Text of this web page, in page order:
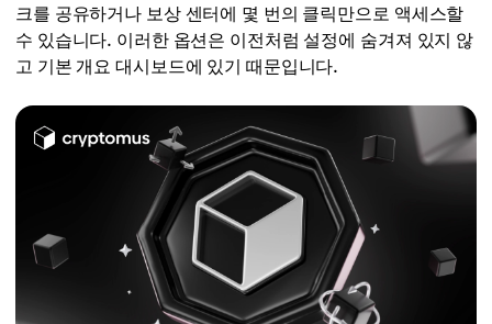
크를 공유하거나 보상 센터에 몇 번의 클릭만으로 액세스할
수 있습니다. 이러한 옵션은 이전처럼 설정에 숨겨져 있지 않
고 기본 개요 대시보드에 있기 때문입니다.